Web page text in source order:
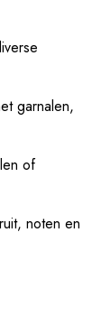
garnalen,
of
noten en